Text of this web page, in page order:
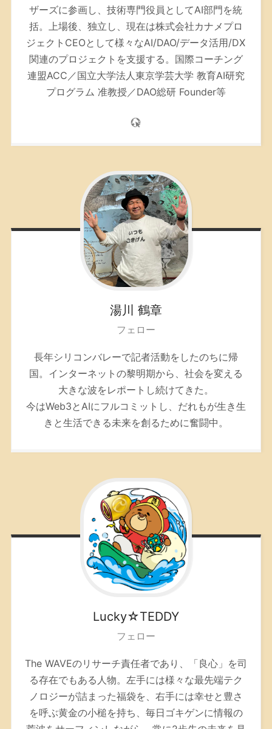
ザーズに参画し、技術専門役員としてAI部門を統
括。上場後、独立し、現在は株式会社カナメプロ
ジェクトCEOとして様々なAI/DAO/データ活用/DX
関連のプロジェクトを支援する。 国際コーチング
連盟ACC／国立大学法人東京学芸大学 教育AI研究
プログラム 准教授／DAO総研 Founder等
湯川 鶴章
フェロー
長年シリコンバレーで記者活動をしたのちに帰
国。インターネットの黎明期から、社会を変える
大きな波をレポートし続けてきた。
今はWeb3とAIにフルコミットし、だれもが生き生
きと生活できる未来を創るために奮闘中。
Lucky☆TEDDY
フェロー
The WAVEのリサーチ責任者であり、「良心」を司
る存在でもある人物。左手には様々な最先端テク
ノロジーが詰まった福袋を、右手には幸せと豊さ
を呼ぶ黄金の小槌を持ち、毎日ゴキゲンに情報の